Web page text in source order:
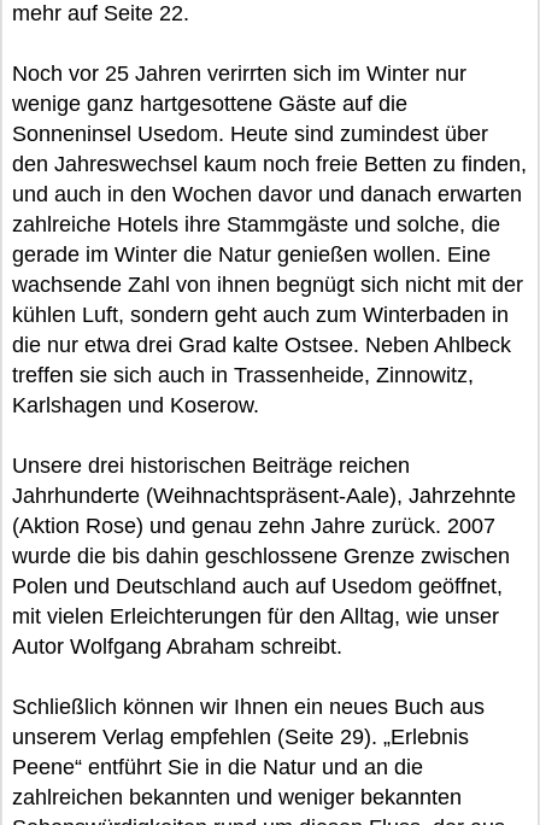
mehr auf Seite 22.
Noch vor 25 Jahren verirrten sich im Winter nur
wenige ganz hartgesottene Gäste auf die
Sonneninsel Usedom. Heute sind zumindest über
den Jahreswechsel kaum noch freie Betten zu finden,
und auch in den Wochen davor und danach erwarten
zahlreiche Hotels ihre Stammgäste und solche, die
gerade im Winter die Natur genießen wollen. Eine
wachsende Zahl von ihnen begnügt sich nicht mit der
kühlen Luft, sondern geht auch zum Winterbaden in
die nur etwa drei Grad kalte Ostsee. Neben Ahlbeck
treffen sie sich auch in Trassenheide, Zinnowitz,
Karlshagen und Koserow.
Unsere drei historischen Beiträge reichen
Jahrhunderte (Weihnachtspräsent-Aale), Jahrzehnte
(Aktion Rose) und genau zehn Jahre zurück. 2007
wurde die bis dahin geschlossene Grenze zwischen
Polen und Deutschland auch auf Usedom geöffnet,
mit vielen Erleichterungen für den Alltag, wie unser
Autor Wolfgang Abraham schreibt.
Schließlich können wir Ihnen ein neues Buch aus
unserem Verlag empfehlen (Seite 29). „Erlebnis
Peene“ entführt Sie in die Natur und an die
zahlreichen bekannten und weniger bekannten